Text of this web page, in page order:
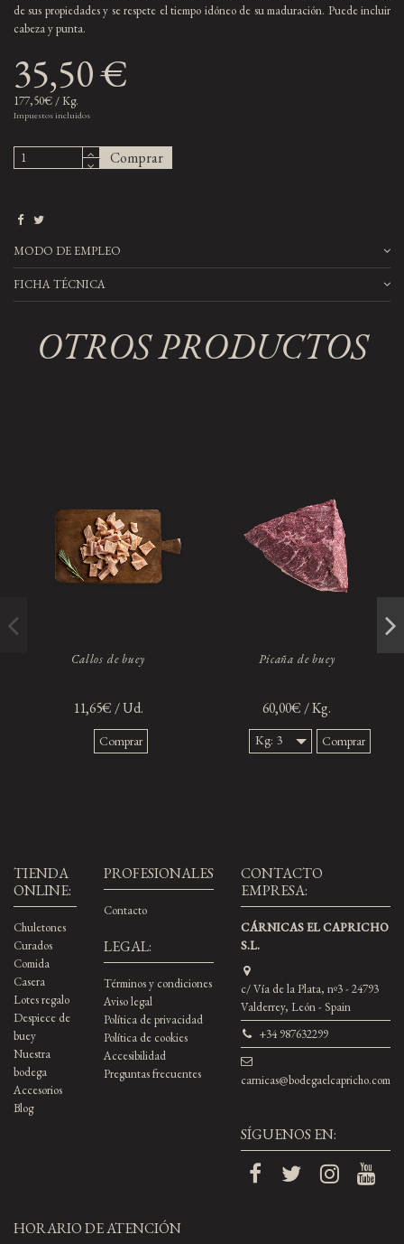
de sus propiedades y se respete el tiempo idóneo de su maduración. Puede incluir
cabeza y punta.
35,50 €
177,50€ / Kg.
Impuestos incluidos
Comprar
MODO DE EMPLEO
FICHA TÉCNICA
OTROS PRODUCTOS
Callos de buey
11,65€ / Ud.
Comprar
Picaña de buey
60,00€ / Kg.
Kg: 3
Kg.
Comprar
TIENDA
ONLINE:
Chuletones
Curados
Comida
Casera
Lotes regalo
Despiece de
buey
Nuestra
bodega
Accesorios
Blog
PROFESIONALES
Contacto
LEGAL:
Términos y condiciones
Aviso legal
Política de privacidad
Política de cookies
Accesibilidad
Preguntas frecuentes
CONTACTO
EMPRESA:
CÁRNICAS EL CAPRICHO
S.L.
c/ Vía de la Plata, nº3 - 24793
Valderrey, León - Spain
+34 987632299
carnicas@bodegaelcapricho.com
SÍGUENOS EN:
HORARIO DE ATENCIÓN